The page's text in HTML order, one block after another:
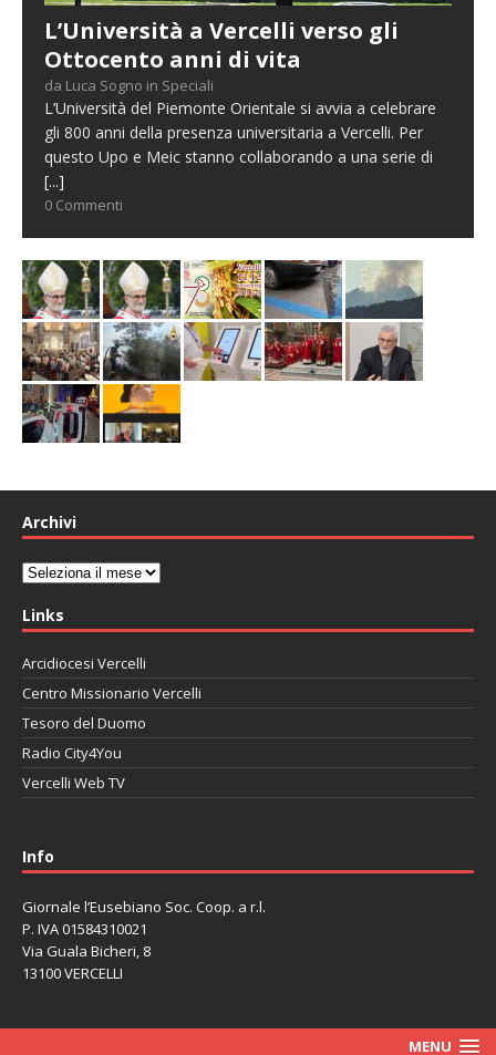
L’Università a Vercelli verso gli
Ottocento anni di vita
da Luca Sogno in Speciali
L’Università del Piemonte Orientale si avvia a celebrare
gli 800 anni della presenza universitaria a Vercelli. Per
questo Upo e Meic stanno collaborando a una serie di
[...]
0 Commenti
Archivi
Archivi
Links
Arcidiocesi Vercelli
Centro Missionario Vercelli
Tesoro del Duomo
Radio City4You
Vercelli Web TV
Info
Giornale l’Eusebiano Soc. Coop. a r.l.
P. IVA 01584310021
Via Guala Bicheri, 8
13100 VERCELLI
MENU